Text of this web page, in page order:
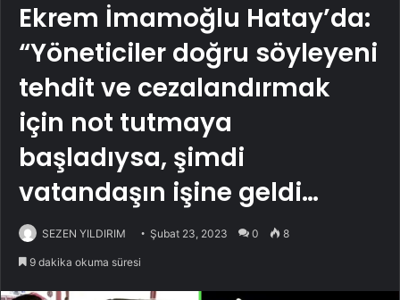
Ekrem İmamoğlu Hatay’da:
“Yöneticiler doğru söyleyeni
tehdit ve cezalandırmak
için not tutmaya
başladıysa, şimdi
vatandaşın işine geldi…
SEZEN YILDIRIM Şubat 23, 2023 0 8
9 dakika okuma süresi